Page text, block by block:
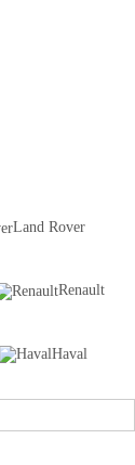
Land Rover
Renault
Haval